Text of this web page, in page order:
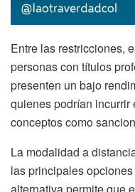
Entre las restricciones,
personas con títulos
presenten un bajo
quienes podrían
conceptos como
La modalidad a
las principales
alternativa permite que